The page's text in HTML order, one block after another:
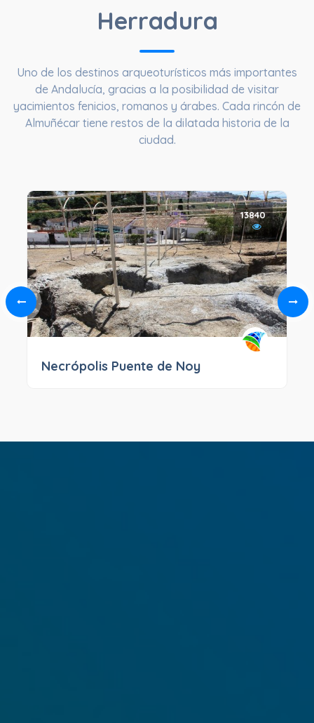
Herradura
Uno de los destinos arqueoturísticos más importantes
de Andalucía, gracias a la posibilidad de visitar
yacimientos fenicios, romanos y árabes. Cada rincón de
Almuñécar tiene restos de la dilatada historia de la
ciudad.
13840
Necrópolis Puente de Noy